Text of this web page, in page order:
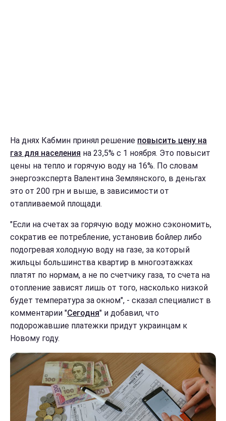
На днях Кабмин принял решение повысить цену на
газ для населения на 23,5% с 1 ноября. Это повысит
цены на тепло и горячую воду на 16%. По словам
энергоэксперта Валентина Землянского, в деньгах
это от 200 грн и выше, в зависимости от
отапливаемой площади.
"Если на счетах за горячую воду можно сэкономить,
сократив ее потребление, установив бойлер либо
подогревая холодную воду на газе, за который
жильцы большинства квартир в многоэтажках
платят по нормам, а не по счетчику газа, то счета на
отопление зависят лишь от того, насколько низкой
будет температура за окном", - сказал специалист в
комментарии "Сегодня" и добавил, что
подорожавшие платежки придут украинцам к
Новому году.